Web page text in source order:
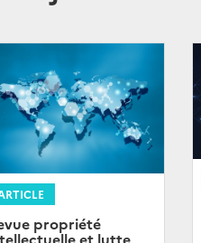
propriété
et lutte